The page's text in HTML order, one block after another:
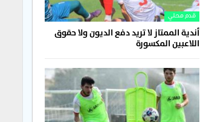
قدم محلي
أندية الممتاز لا تريد دفع الديون ولا حقوق
اللاعبين المكسورة